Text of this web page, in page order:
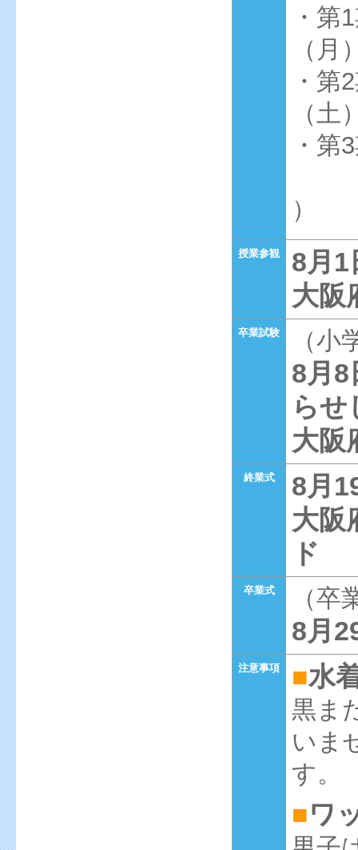
・
（月
・
（土
・
）
授業参観
8月1
大阪
卒業試験 （
8月8
らせ
大阪
終業式
8月
大阪
ド
卒業式 （
8月
注意事項 ■水
黒ま
いま
す。
■ワ